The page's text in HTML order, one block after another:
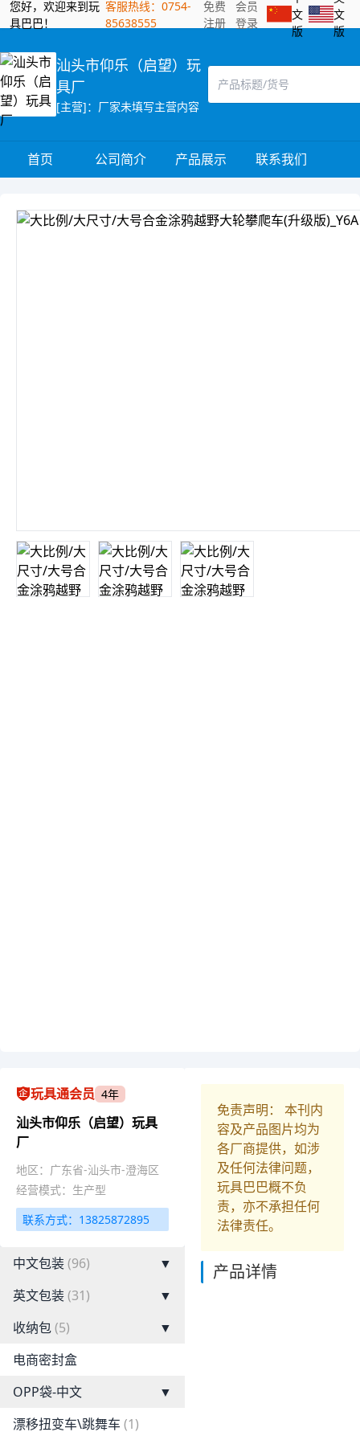
您好，欢迎来到玩
具巴巴！
客服热线：0754-
85638555
免费
注册
会员
登录
文
版
文
版
汕头市仰乐（启望）玩
具厂
[主营]：厂家未填写主营内容
首页 公司简介 产品展示 联系我们
玩具通会员 4年
汕头市仰乐（启望）玩具
厂
地区：广东省-汕头市-澄海区
经营模式：生产型
联系方式：13825872895
中文包装(96)
▼
英文包装(31)
▼
收纳包(5)
▼
电商密封盒
OPP袋-中文
▼
漂移扭变车\跳舞车 (1)
免责声明： 本刊内
容及产品图片均为
各厂商提供，如涉
及任何法律问题，
玩具巴巴概不负
责，亦不承担任何
法律责任。
产品详情